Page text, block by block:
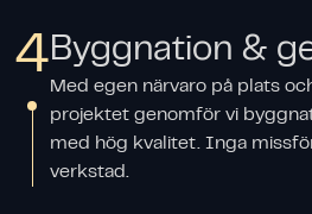
4Byggnation &
Med egen närvaro på plats
projektet genomför vi
med hög kvalitet. Inga
verkstad.